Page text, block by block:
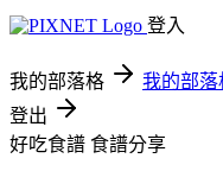
登入
我的部落格 我的部落
登出
好吃食譜 食譜分享